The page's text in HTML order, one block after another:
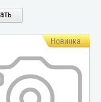
Новинка